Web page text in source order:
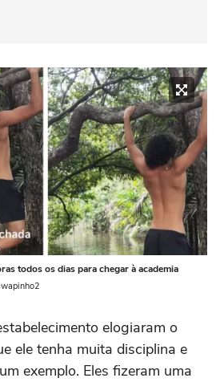
todos os dias para chegar à academia
elogiaram o
ele tenha muita disciplina e
exemplo. Eles fizeram uma